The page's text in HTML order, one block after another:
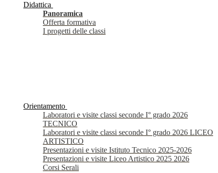
Didattica
Panoramica
Offerta formativa
I progetti delle classi
Orientamento
Laboratori e visite classi seconde I° grado 2026
TECNICO
Laboratori e visite classi seconde I° grado 2026 LICEO
ARTISTICO
Presentazioni e visite Istituto Tecnico 2025-2026
Presentazioni e visite Liceo Artistico 2025 2026
Corsi Serali